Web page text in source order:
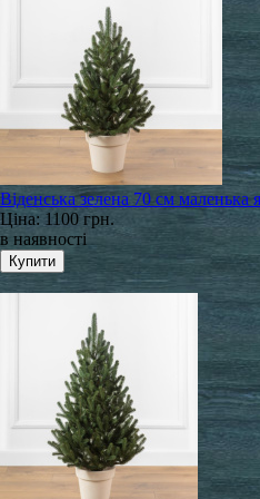
Віденська зелена 70 см
Ціна: 1100 грн.
в наявності